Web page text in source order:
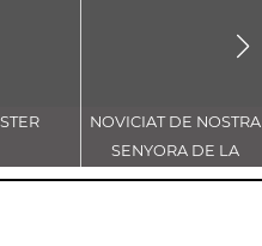
NOVICIAT DE NOSTRA
SENYORA DE LA
CONSOLACIÓ